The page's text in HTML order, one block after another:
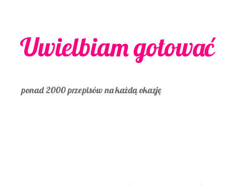
Uwielbiam gotować
ponad 2000 przepisów na każdą okazję